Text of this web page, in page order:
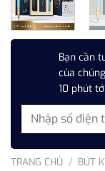
Bạn cần
của
10 phút
TRANG CHỦ / BÚT